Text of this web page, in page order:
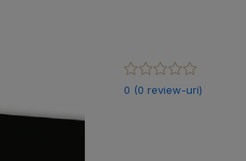
0 (0 review-uri)